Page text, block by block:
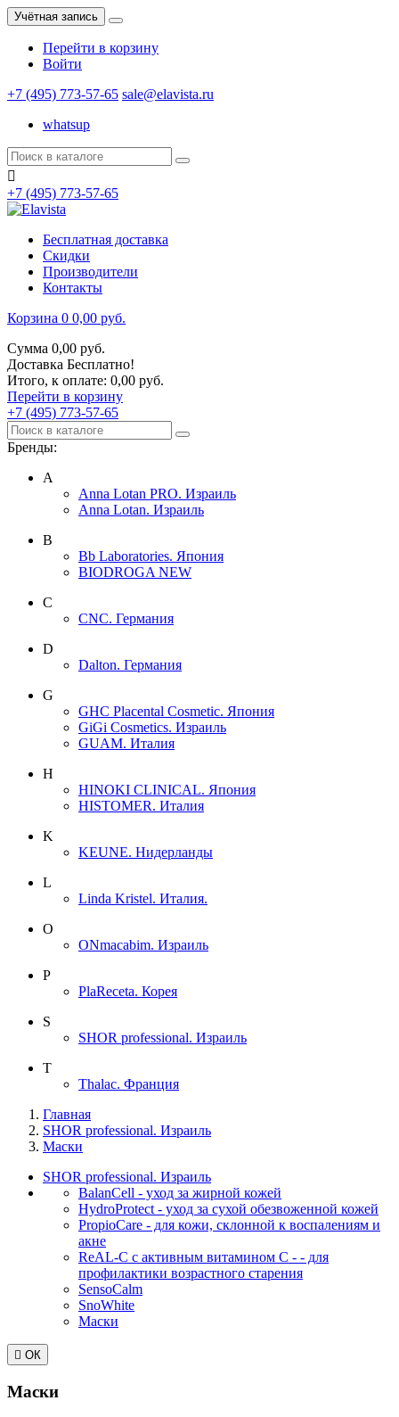
Учётная запись
Перейти в корзину
Войти
+7 (495) 773-57-65 sale@elavista.ru
whatsup

+7 (495) 773-57-65
Бесплатная доставка
Скидки
Производители
Контакты
Корзина 0 0,00 руб.
Сумма 0,00 руб.
Доставка Бесплатно!
Итого, к оплате: 0,00 руб.
Перейти в корзину
+7 (495) 773-57-65
Бренды:
A
Anna Lotan PRO. Израиль
Anna Lotan. Израиль
B
Bb Laboratories. Япония
BIODROGA NEW
C
CNC. Германия
D
Dalton. Германия
G
GHC Placental Cosmetic. Япония
GiGi Cosmetics. Израиль
GUAM. Италия
H
HINOKI CLINICAL. Япония
HISTOMER. Италия
K
KEUNE. Нидерланды
L
Linda Kristel. Италия.
O
ONmacabim. Израиль
P
PlaReceta. Корея
S
SHOR professional. Израиль
T
Thalac. Франция
Главная
SHOR professional. Израиль
Маски
SHOR professional. Израиль
BalanCell - уход за жирной кожей
HydroProtect - уход за сухой обезвоженной кожей
PropioCare - для кожи, склонной к воспалениям и
акне
ReAL-C с активным витамином C - - для
профилактики возрастного старения
SensoCalm
SnoWhite
Маски
 ОК
Маски